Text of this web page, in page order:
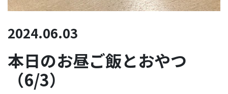
2024.06.03
本日のお昼ご飯とおやつ
（6/3）